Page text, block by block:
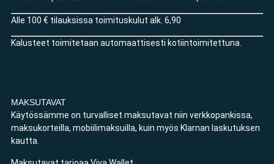
Alle 100 € tilauksissa toimituskulut alk. 6,90
Kalusteet toimitetaan automaattisesti kotiintoimitettuna.
MAKSUTAVAT
Käytössämme on turvalliset maksutavat niin verkkopankissa,
maksukorteilla, mobiilimaksuilla, kuin myös Klarnan laskutuksen
kautta.